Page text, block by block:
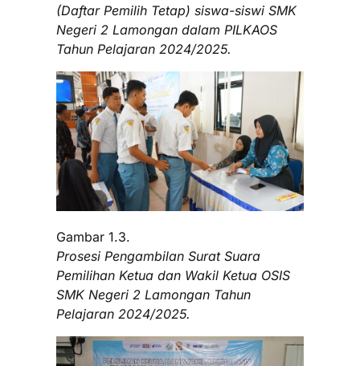
(Daftar Pemilih Tetap) siswa-siswi SMK
Negeri 2 Lamongan dalam PILKAOS
Tahun Pelajaran 2024/2025.
Gambar 1.3.
Prosesi Pengambilan Surat Suara
Pemilihan Ketua dan Wakil Ketua OSIS
SMK Negeri 2 Lamongan Tahun
Pelajaran 2024/2025.